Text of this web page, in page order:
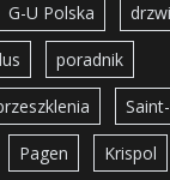
G-U Polska
poradnik
Pagen Krispol